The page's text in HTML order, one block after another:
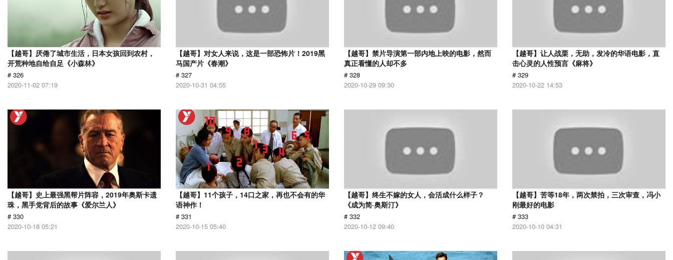
【越哥】厌倦了城市生活，日本女孩回到农村，
开荒种地自给自足《小森林》
# 326
2020-11-02 07:19
【越哥】对女人来说，这是一部恐怖片！2019黑
马国产片《春潮》
# 327
2020-10-31 04:55
【越哥】禁片导演第一部内地上映的电影，然而
真正看懂的人却不多
# 328
2020-10-29 09:30
【越哥】让人战栗，无助，发冷的华语电影，直
击心灵的人性预言《麻将》
# 329
2020-10-22 14:53
【越哥】史上最强黑帮片阵容，2019年奥斯卡遗
珠，黑手党背后的故事《爱尔兰人》
# 330
2020-10-18 05:21
【越哥】11个孩子，14口之家，再也不会有的华
语神作！
# 331
2020-10-15 05:40
【越哥】终生不嫁的女人，会活成什么样子？
《成为简·奥斯汀》
# 332
2020-10-12 09:40
【越哥】苦等18年，两次禁拍，三次审查，冯小
刚最好的电影
# 333
2020-10-10 04:31